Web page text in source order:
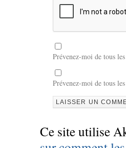
Prévenez-moi de tous
Prévenez-moi de tous
Ce site utilise